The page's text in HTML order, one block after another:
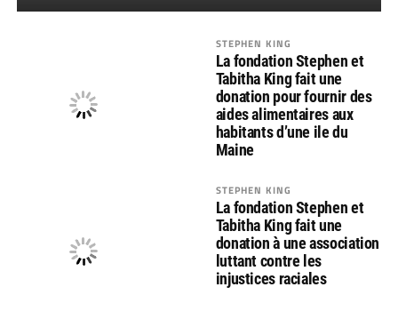
STEPHEN KING
La fondation Stephen et
Tabitha King fait une
donation pour fournir des
aides alimentaires aux
habitants d’une ile du
Maine
STEPHEN KING
La fondation Stephen et
Tabitha King fait une
donation à une association
luttant contre les
injustices raciales